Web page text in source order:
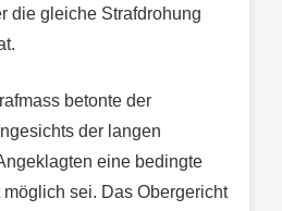
die gleiche Strafdrohung
betonte der
der langen
eine bedingte
sei. Das Obergericht